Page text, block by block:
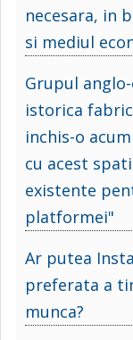
necesara, in
si mediul
Grupul
istorica
inchis-o
cu acest
existente
platformei"
Ar putea
preferata a
munca?